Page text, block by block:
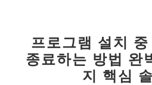
프로그램 설치 중
종료하는 방법 완
지 핵심